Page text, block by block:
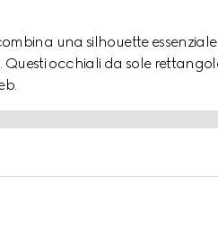
una silhouette
occhiali da sole